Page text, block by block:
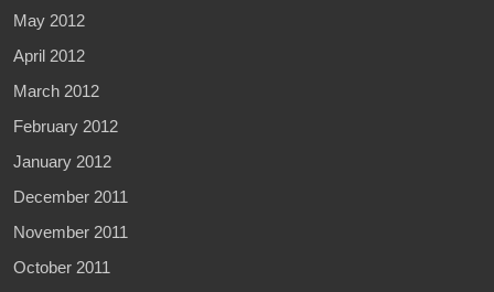
May 2012
April 2012
March 2012
February 2012
January 2012
December 2011
November 2011
October 2011